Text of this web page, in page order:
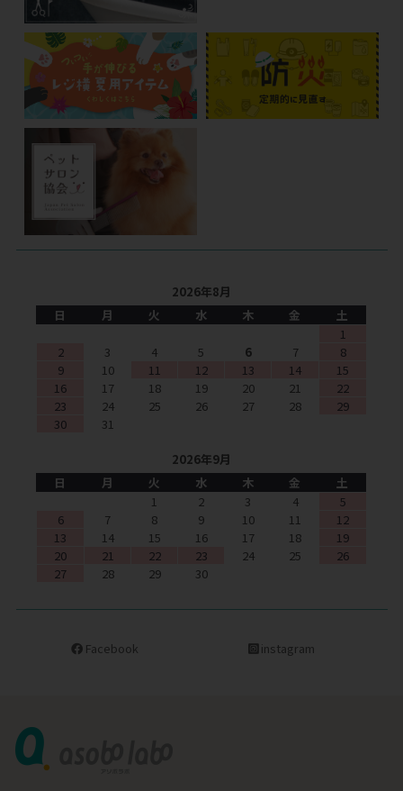
2026年8月
日
月 火 水 木 金
土
1
2
3 4 5 6 7
8
9
10 11 12 13 14
15
16
17 18 19 20 21
22
23
24 25 26 27 28
29
30
31
2026年9月
日
月 火 水 木 金
土
1
2 3 4
5
6
7 8 9 10 11
12
13
14 15 16 17 18
19
20
21 22 23 24 25
26
27
28 29 30
Facebook instagram